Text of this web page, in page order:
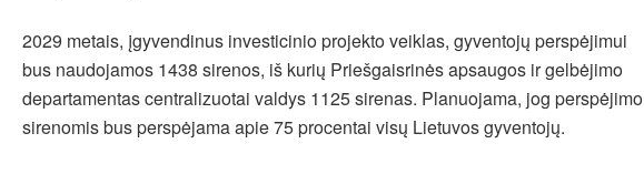
2029 metais, įgyvendinus investicinio projekto veiklas, gyventojų perspėjimui
bus naudojamos 1438 sirenos, iš kurių Priešgaisrinės apsaugos ir gelbėjimo
departamentas centralizuotai valdys 1125 sirenas. Planuojama, jog perspėjimo
sirenomis bus perspėjama apie 75 procentai visų Lietuvos gyventojų.